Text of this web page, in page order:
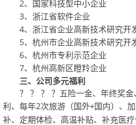
2、国家科技型中小企业
3、浙江省软件企业
4、浙江省企业高新技术研究开
5、杭州市企业高新技术研究开
6、杭州市专利示范企业
7、杭州高新区瞪羚企业
三、 公司多元福利
？？？？ 五险一金、年终奖
利、每年2次旅游（国外+ 国内）、
补、定期体检、高温补贴、补充医疗